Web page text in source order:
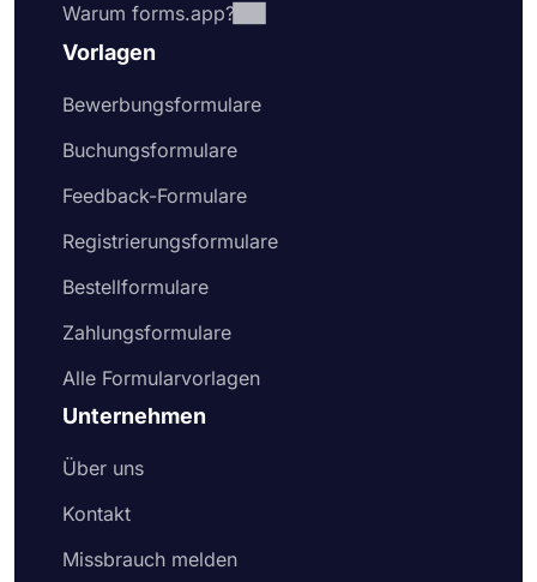
Warum forms.app?
Vorlagen
Bewerbungsformulare
Buchungsformulare
Feedback-Formulare
Registrierungsformulare
Bestellformulare
Zahlungsformulare
Alle Formularvorlagen
Unternehmen
Über uns
Kontakt
Missbrauch melden